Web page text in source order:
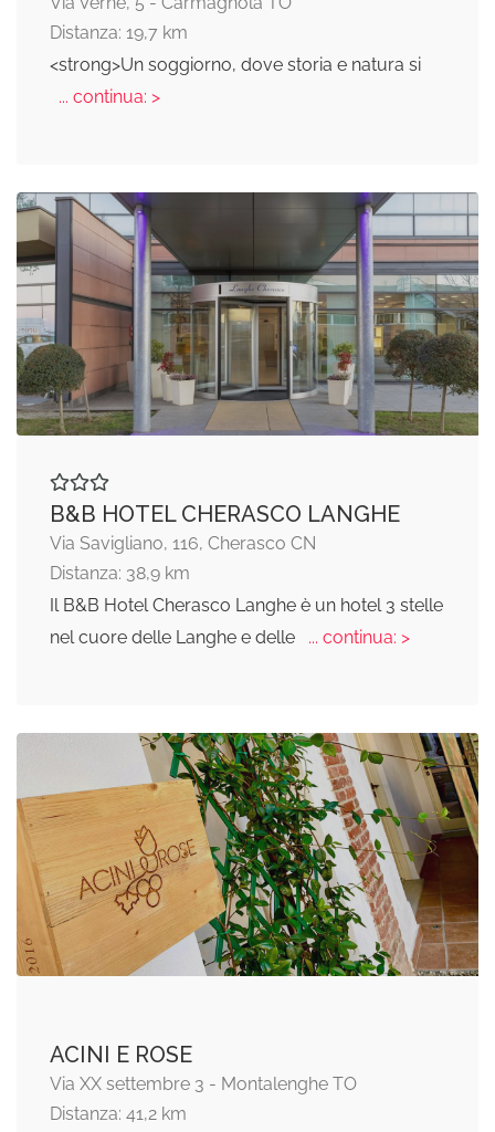
Distanza: 19,7 km
<strong>Un soggiorno, dove storia e natura si
... continua: >
B&B HOTEL CHERASCO LANGHE
Via Savigliano, 116, Cherasco CN
Distanza: 38,9 km
Il B&B Hotel Cherasco Langhe è un hotel 3 stelle
nel cuore delle Langhe e delle
... continua: >
ACINI E ROSE
Via XX settembre 3 - Montalenghe TO
Distanza: 41,2 km